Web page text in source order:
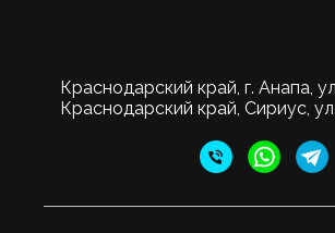
Краснодарский край, г. Анапа,
Краснодарский край, Сириус,